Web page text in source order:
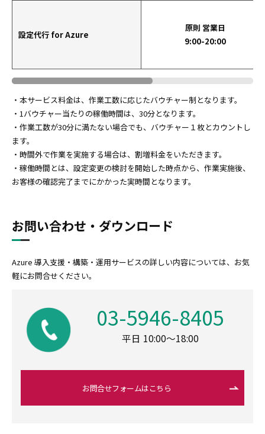
設定代行 for Azure
原則 営業日
9:00-20:00
・本サービス料金は、作業工数に応じたバウチャー制となります。
・1バウチャー当たりの稼働時間は、30分となります。
・作業工数が30分に満たない場合でも、バウチャー１枚とカウントし
ます。
・時間外で作業を実施する場合は、割増料金をいただきます。
・稼働時間とは、設定変更の検討を開始した時点から、作業実施後、
お客様の確認完了までにかかった実時間となります。
お問い合わせ・ダウンロード
Azure 導入支援・構築・運用サービスの詳しい内容については、お気
軽にお問合せください。
03-5946-8405
平日 10:00～18:00
お問合せフォームはこちら